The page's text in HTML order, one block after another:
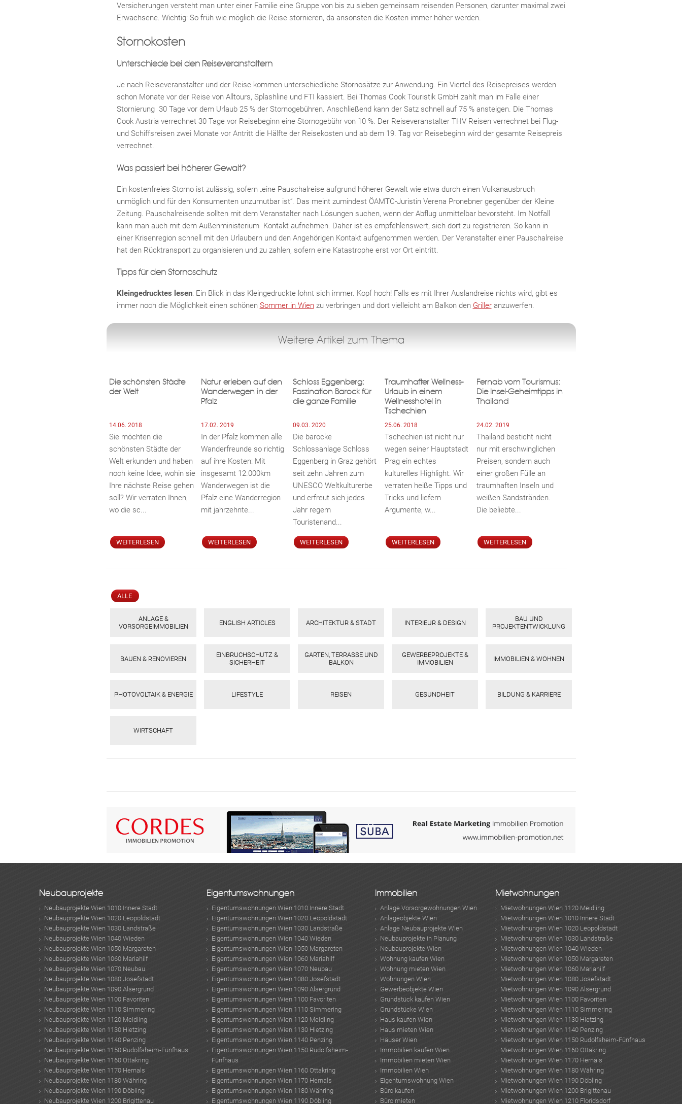
Versicherungen versteht man unter einer Familie eine Gruppe von bis zu sieben gemeinsam reisenden Personen, darunter maximal zwei
Erwachsene. Wichtig: So früh wie möglich die Reise stornieren, da ansonsten die Kosten immer höher werden.
Stornokosten
Unterschiede bei den Reiseveranstaltern
Je nach Reiseveranstalter und der Reise kommen unterschiedliche Stornosätze zur Anwendung. Ein Viertel des Reisepreises werden
schon Monate vor der Reise von Alltours, Splashline und FTI kassiert. Bei Thomas Cook Touristik GmbH zahlt man im Falle einer
Stornierung 30 Tage vor dem Urlaub 25 % der Stornogebühren. Anschließend kann der Satz schnell auf 75 % ansteigen. Die Thomas
Cook Austria verrechnet 30 Tage vor Reisebeginn eine Stornogebühr von 10 %. Der Reiseveranstalter THV Reisen verrechnet bei Flug-
und Schiffsreisen zwei Monate vor Antritt die Hälfte der Reisekosten und ab dem 19. Tag vor Reisebeginn wird der gesamte Reisepreis
verrechnet.
Was passiert bei höherer Gewalt?
Ein kostenfreies Storno ist zulässig, sofern „eine Pauschalreise aufgrund höherer Gewalt wie etwa durch einen Vulkanausbruch
unmöglich und für den Konsumenten unzumutbar ist“. Das meint zumindest ÖAMTC-Juristin Verena Pronebner gegenüber der Kleine
Zeitung. Pauschalreisende sollten mit dem Veranstalter nach Lösungen suchen, wenn der Abflug unmittelbar bevorsteht. Im Notfall
kann man auch mit dem Außenministerium Kontakt aufnehmen. Daher ist es empfehlenswert, sich dort zu registrieren. So kann in
einer Krisenregion schnell mit den Urlaubern und den Angehörigen Kontakt aufgenommen werden. Der Veranstalter einer Pauschalreise
hat den Rücktransport zu organisieren und zu zahlen, sofern eine Katastrophe erst vor Ort eintritt.
Tipps für den Stornoschutz
Kleingedrucktes lesen: Ein Blick in das Kleingedruckte lohnt sich immer. Kopf hoch! Falls es mit Ihrer Auslandreise nichts wird, gibt es
immer noch die Möglichkeit einen schönen Sommer in Wienzu verbringen und dort vielleicht am Balkon den Grilleranzuwerfen.
Weitere Artikel zum Thema
Die schönsten Städte
der Welt
14.06. 2018
Sie möchten die
schönsten Städte der
Welt erkunden und haben
noch keine Idee, wohin sie
Ihre nächste Reise gehen
soll? Wir verraten Ihnen,
wo die sc...
WEITERLESEN
Natur erleben auf den
Wanderwegen in der
Pfalz
17.02. 2019
In der Pfalz kommen alle
Wanderfreunde so richtig
auf ihre Kosten: Mit
insgesamt 12.000km
Wanderwegen ist die
Pfalz eine Wanderregion
mit jahrzehnte...
WEITERLESEN
Schloss Eggenberg:
Faszination Barock für
die ganze Familie
09.03. 2020
Die barocke
Schlossanlage Schloss
Eggenberg in Graz gehört
seit zehn Jahren zum
UNESCO Weltkulturerbe
und erfreut sich jedes
Jahr regem
Touristenand...
WEITERLESEN
Traumhafter Wellness-
Urlaub in einem
Wellnesshotel in
Tschechien
25.06. 2018
Tschechien ist nicht nur
wegen seiner Hauptstadt
Prag ein echtes
kulturelles Highlight. Wir
verraten heiße Tipps und
Tricks und liefern
Argumente, w...
WEITERLESEN
Fernab vom Tourismus:
Die Insel-Geheimtipps in
Thailand
24.02. 2019
Thailand besticht nicht
nur mit erschwinglichen
Preisen, sondern auch
einer großen Fülle an
traumhaften Inseln und
weißen Sandstränden.
Die beliebte...
WEITERLESEN
ALLE
ANLAGE &
VORSORGEIMMOBILIEN
ENGLISH ARTICLES ARCHITEKTUR & STADT INTERIEUR & DESIGN
BAU UND
PROJEKTENTWICKLUNG
BAUEN & RENOVIEREN
EINBRUCHSCHUTZ &
SICHERHEIT
GARTEN, TERRASSE UND
BALKON
GEWERBEPROJEKTE &
IMMOBILIEN
IMMOBILIEN & WOHNEN
PHOTOVOLTAIK & ENERGIE LIFESTYLE REISEN GESUNDHEIT BILDUNG & KARRIERE
WIRTSCHAFT
Neubauprojekte
Neubauprojekte Wien 1010 Innere Stadt
Neubauprojekte Wien 1020 Leopoldstadt
Neubauprojekte Wien 1030 Landstraße
Neubauprojekte Wien 1040 Wieden
Neubauprojekte Wien 1050 Margareten
Neubauprojekte Wien 1060 Mariahilf
Neubauprojekte Wien 1070 Neubau
Neubauprojekte Wien 1080 Josefstadt
Neubauprojekte Wien 1090 Alsergrund
Neubauprojekte Wien 1100 Favoriten
Neubauprojekte Wien 1110 Simmering
Neubauprojekte Wien 1120 Meidling
Neubauprojekte Wien 1130 Hietzing
Neubauprojekte Wien 1140 Penzing
Neubauprojekte Wien 1150 Rudolfsheim-Fünfhaus
Neubauprojekte Wien 1160 Ottakring
Neubauprojekte Wien 1170 Hernals
Neubauprojekte Wien 1180 Währing
Neubauprojekte Wien 1190 Döbling
Neubauprojekte Wien 1200 Brigittenau
Eigentumswohnungen
Eigentumswohnungen Wien 1010 Innere Stadt
Eigentumswohnungen Wien 1020 Leopoldstadt
Eigentumswohnungen Wien 1030 Landstraße
Eigentumswohnungen Wien 1040 Wieden
Eigentumswohnungen Wien 1050 Margareten
Eigentumswohnungen Wien 1060 Mariahilf
Eigentumswohnungen Wien 1070 Neubau
Eigentumswohnungen Wien 1080 Josefstadt
Eigentumswohnungen Wien 1090 Alsergrund
Eigentumswohnungen Wien 1100 Favoriten
Eigentumswohnungen Wien 1110 Simmering
Eigentumswohnungen Wien 1120 Meidling
Eigentumswohnungen Wien 1130 Hietzing
Eigentumswohnungen Wien 1140 Penzing
Eigentumswohnungen Wien 1150 Rudolfsheim-
Fünfhaus
Eigentumswohnungen Wien 1160 Ottakring
Eigentumswohnungen Wien 1170 Hernals
Eigentumswohnungen Wien 1180 Währing
Eigentumswohnungen Wien 1190 Döbling
Immobilien
Anlage Vorsorgewohnungen Wien
Anlageobjekte Wien
Anlage Neubauprojekte Wien
Neubauprojekte in Planung
Neubauprojekte Wien
Wohnung kaufen Wien
Wohnung mieten Wien
Wohnungen Wien
Gewerbeobjekte Wien
Grundstück kaufen Wien
Grundstücke Wien
Haus kaufen Wien
Haus mieten Wien
Häuser Wien
Immobilien kaufen Wien
Immobilien mieten Wien
Immobilien Wien
Eigentumswohnung Wien
Büro kaufen
Büro mieten
Mietwohnungen
Mietwohnungen Wien 1120 Meidling
Mietwohnungen Wien 1010 Innere Stadt
Mietwohnungen Wien 1020 Leopoldstadt
Mietwohnungen Wien 1030 Landstraße
Mietwohnungen Wien 1040 Wieden
Mietwohnungen Wien 1050 Margareten
Mietwohnungen Wien 1060 Mariahilf
Mietwohnungen Wien 1080 Josefstadt
Mietwohnungen Wien 1090 Alsergrund
Mietwohnungen Wien 1100 Favoriten
Mietwohnungen Wien 1110 Simmering
Mietwohnungen Wien 1130 Hietzing
Mietwohnungen Wien 1140 Penzing
Mietwohnungen Wien 1150 Rudolfsheim-Fünfhaus
Mietwohnungen Wien 1160 Ottakring
Mietwohnungen Wien 1170 Hernals
Mietwohnungen Wien 1180 Währing
Mietwohnungen Wien 1190 Döbling
Mietwohnungen Wien 1200 Brigittenau
Mietwohnungen Wien 1210 Floridsdorf